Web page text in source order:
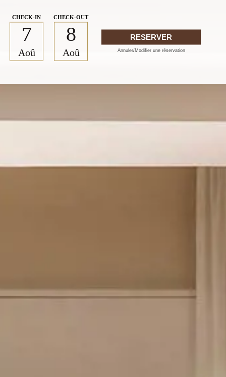
7
Aoû
8
Aoû
RESERVER
Annuler/Modifier une réservation